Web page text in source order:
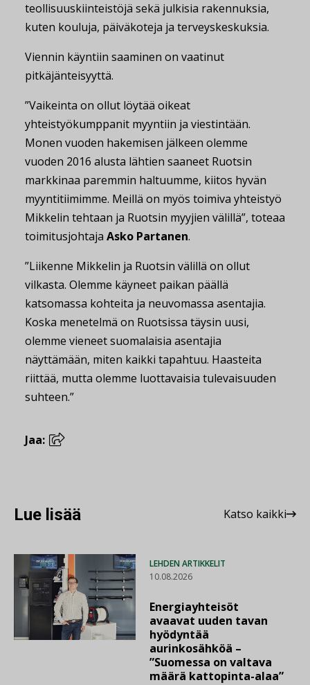
teollisuuskiinteistöjä sekä julkisia rakennuksia,
kuten kouluja, päiväkoteja ja terveyskeskuksia.
Viennin käyntiin saaminen on vaatinut
pitkäjänteisyyttä.
”Vaikeinta on ollut löytää oikeat
yhteistyökumppanit myyntiin ja viestintään.
Monen vuoden hakemisen jälkeen olemme
vuoden 2016 alusta lähtien saaneet Ruotsin
markkinaa paremmin haltuumme, kiitos hyvän
myyntitiimimme. Meillä on myös toimiva yhteistyö
Mikkelin tehtaan ja Ruotsin myyjien välillä”, toteaa
toimitusjohtaja Asko Partanen.
”Liikenne Mikkelin ja Ruotsin välillä on ollut
vilkasta. Olemme käyneet paikan päällä
katsomassa kohteita ja neuvomassa asentajia.
Koska menetelmä on Ruotsissa täysin uusi,
olemme vieneet suomalaisia asentajia
näyttämään, miten kaikki tapahtuu. Haasteita
riittää, mutta olemme luottavaisia tulevaisuuden
suhteen.”
Jaa:
Lue lisää Katso kaikki
LEHDEN ARTIKKELIT
10.08.2026
Energiayhteisöt
avaavat uuden tavan
hyödyntää
aurinkosähköä –
”Suomessa on valtava
määrä kattopinta-alaa”